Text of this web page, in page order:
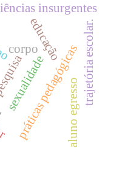
educação
corpo
práticas pedagógicas
insurgentes
trajetória escolar.
aluno egresso
sexualidade